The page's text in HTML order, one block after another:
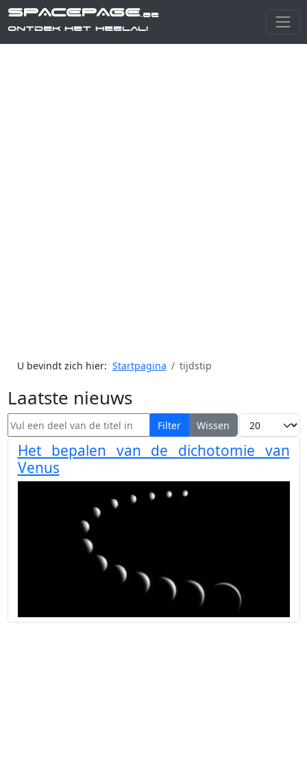
SPACEPAGE.be
Ontdek het heelal!
U bevindt zich hier: Startpagina tijdstip
Laatste nieuws
Vul een deel van de titel in Filter Wissen Toon #
Het bepalen van de dichotomie van
Venus